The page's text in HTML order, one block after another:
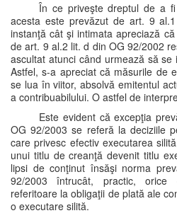
În ce priveşte dreptul de a
acesta este prevăzut de art. 9
instanţă cât şi intimata apreciază
de art. 9 al.2 lit. d din OG 92/2002
ascultat atunci când urmează să
Astfel, s-a apreciat că măsurile de
se lua în viitor, absolvă emitentul
a contribuabilului. O astfel de
Este evident că excepţia
OG 92/2003 se referă la deciziile
care privesc efectiv executarea
unui titlu de creanţă devenit titlu
lipsi de conţinut însăşi norma
92/2003 întrucât, practic,
referitoare la obligaţii de plată ale
o executare silită.